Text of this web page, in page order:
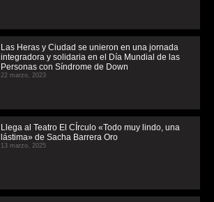
Las Heras y Ciudad se unieron en una jornada
integradora y solidaria en el Día Mundial de las
Personas con Síndrome de Down
22 marzo, 2023
Llega al Teatro El CÍrculo «Todo muy lindo, una
lástima» de Sacha Barrera Oro
13 marzo, 2025